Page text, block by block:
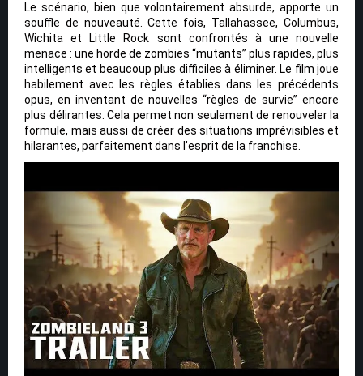
Le scénario, bien que volontairement absurde, apporte un
souffle de nouveauté. Cette fois, Tallahassee, Columbus,
Wichita et Little Rock sont confrontés à une nouvelle
menace : une horde de zombies “mutants” plus rapides, plus
intelligents et beaucoup plus difficiles à éliminer. Le film joue
habilement avec les règles établies dans les précédents
opus, en inventant de nouvelles “règles de survie” encore
plus délirantes. Cela permet non seulement de renouveler la
formule, mais aussi de créer des situations imprévisibles et
hilarantes, parfaitement dans l’esprit de la franchise.